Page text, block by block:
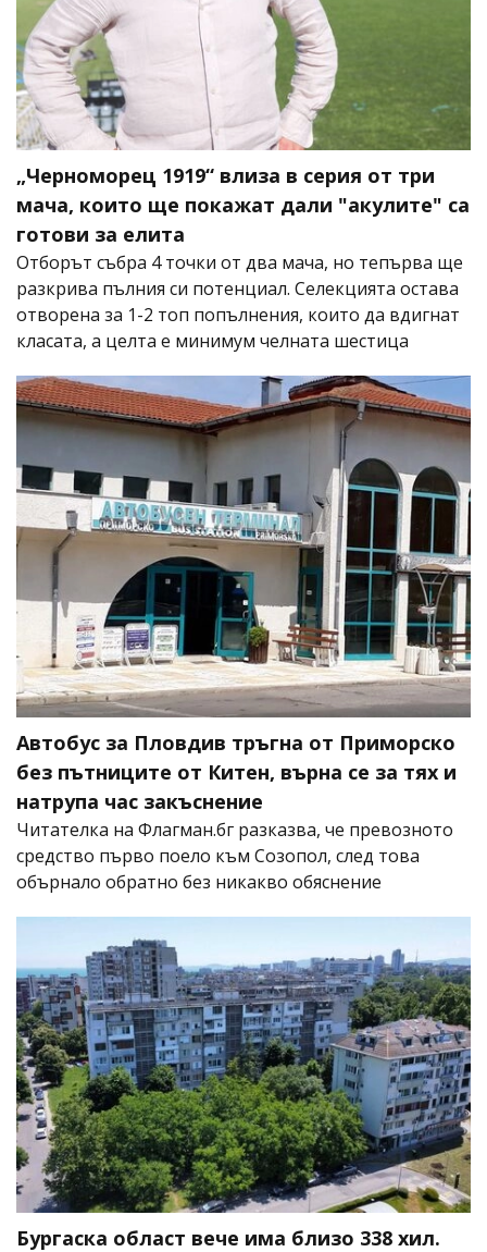
„Черноморец 1919“ влиза в серия от три
мача, които ще покажат дали "акулите" са
готови за елита
Отборът събра 4 точки от два мача, но тепърва ще
разкрива пълния си потенциал. Селекцията остава
отворена за 1-2 топ попълнения, които да вдигнат
класата, а целта е минимум челната шестица
Автобус за Пловдив тръгна от Приморско
без пътниците от Китен, върна се за тях и
натрупа час закъснение
Читателка на Флагман.бг разказва, че превозното
средство първо поело към Созопол, след това
обърнало обратно без никакво обяснение
Бургаска област вече има близо 338 хил.